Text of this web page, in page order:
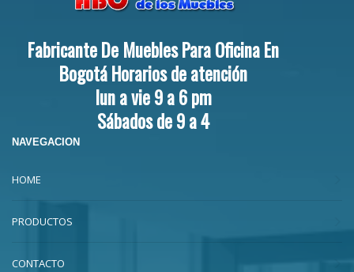
Fabricante De Muebles Para Oficina En
Bogotá Horarios de atención
lun a vie 9 a 6 pm
Sábados de 9 a 4
NAVEGACION
HOME
PRODUCTOS
CONTACTO